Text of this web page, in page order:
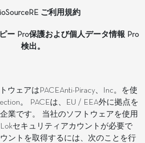
ご利用規約
ー Pro保護および個人データ情報 Pro
検出。
ウェアはPACEAnti-Piracy、Inc。を使
。 PACEは、EU / EEA外に拠点を
業です。 当社のソフトウェアを使用
セキュリティアカウントが必要で
ントを取得するには、次のことを行